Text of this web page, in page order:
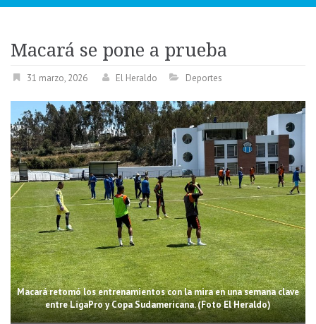
Macará se pone a prueba
31 marzo, 2026 El Heraldo Deportes
Macará retomó los entrenamientos con la mira en una semana clave
entre LigaPro y Copa Sudamericana. (Foto El Heraldo)